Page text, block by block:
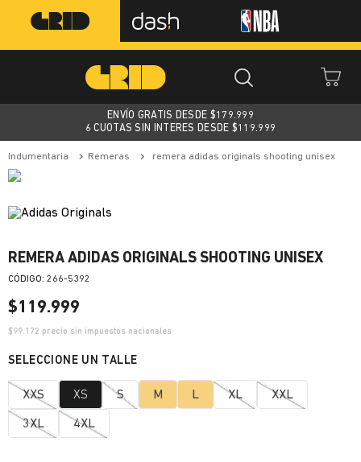
ENVÍO GRATIS DESDE $179.999
6 CUOTAS SIN INTERES DESDE $119.999
indumentaria remeras remera adidas originals shooting unisex
REMERA ADIDAS ORIGINALS SHOOTING UNISEX
: 266-5392
$119.999
$99.172 precio sin impuestos nacionales
XXS XS S M L XL XXL
3XL 4XL